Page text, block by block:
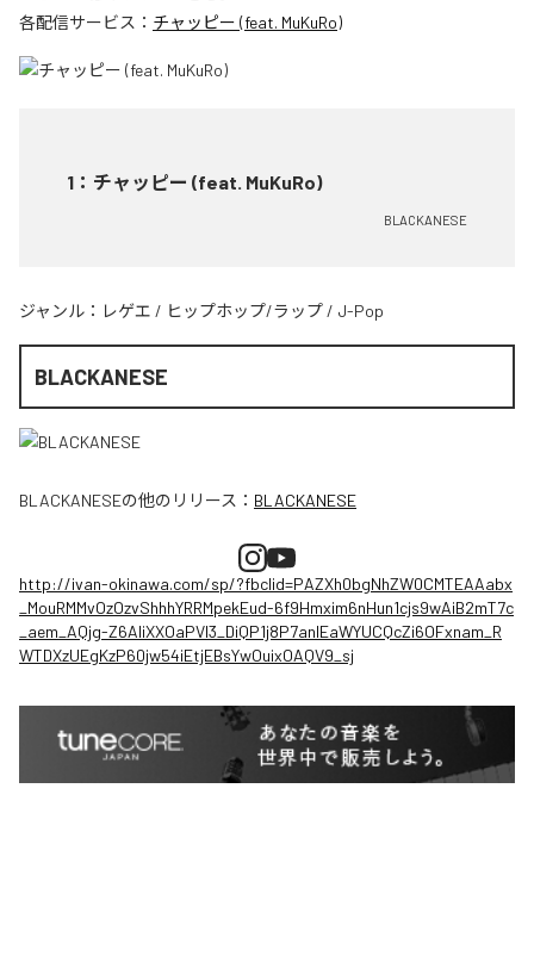
各配信サービス： チャッピー (feat. MuKuRo)
1 ： チャッピー (feat. MuKuRo)
BLACKANESE
ジャンル： レゲエ / ヒップホップ/ラップ / J-Pop
BLACKANESE
BLACKANESEの他のリリース： BLACKANESE
http://ivan-okinawa.com/sp/?fbclid=PAZXh0bgNhZW0CMTEAAabx
_MouRMMvOzOzvShhhYRRMpekEud-6f9Hmxim6nHun1cjs9wAiB2mT7c
_aem_AQjg-Z6AIiXXOaPVl3_DiQP1j8P7anlEaWYUCQcZi6OFxnam_R
WTDXzUEgKzP60jw54iEtjEBsYwOuixOAQV9_sj